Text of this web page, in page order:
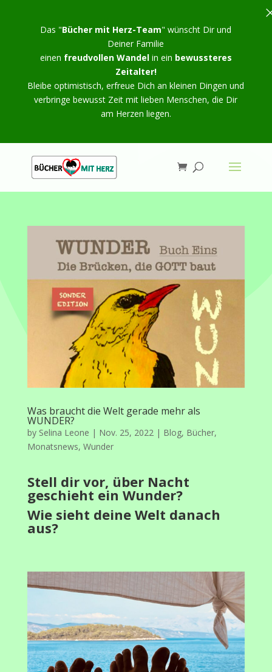
Was braucht die Welt gerade mehr als
WUNDER?
by Selina Leone | Nov. 25, 2022 | Blog, Bücher,
Monatsnews, Wunder
Stell dir vor, über Nacht
geschieht ein Wunder?
Wie sieht deine Welt danach
aus?
Das "Bücher mit Herz-Team" wünscht Dir und
Deiner Familie
einen freudvollen Wandelin ein bewussteres
Zeitalter!
Bleibe optimistisch, erfreue Dich an kleinen Dingen und
verbringe bewusst Zeit mit lieben Menschen, die Dir
am Herzen liegen.